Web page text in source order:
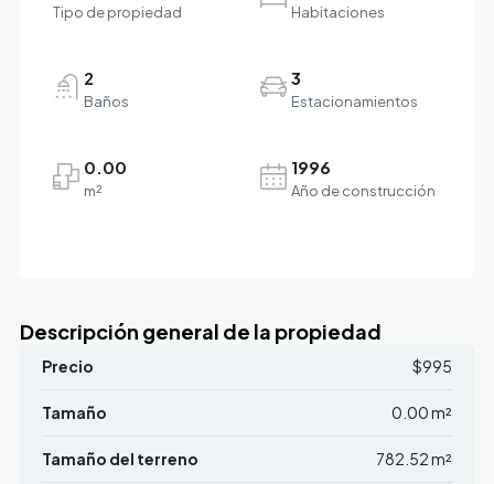
Tipo de propiedad Habitaciones
2
Baños
3
Estacionamientos
0.00
m²
1996
Año de construcción
Descripción general de la propiedad
Precio $995
Tamaño 0.00 m²
Tamaño del terreno 782.52 m²